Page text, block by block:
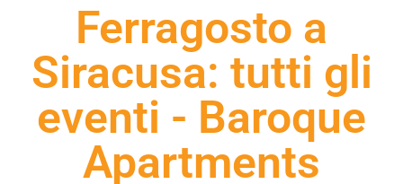
Ferragosto a
Siracusa: tutti gli
eventi - Baroque
Apartments